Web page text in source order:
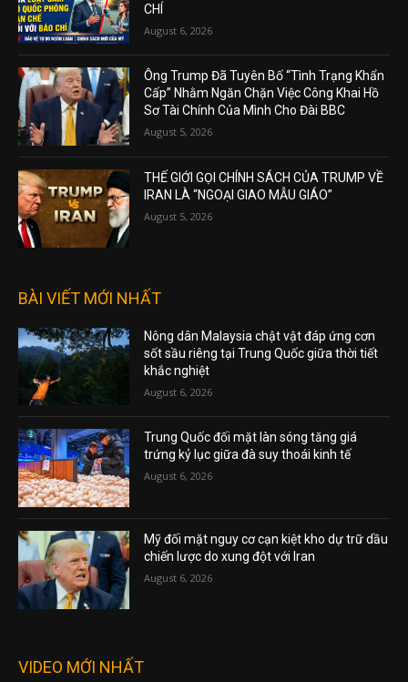
CHÍ
August 6, 2026
Ông Trump Đã Tuyên Bố “Tình Trạng Khẩn
Cấp” Nhằm Ngăn Chặn Việc Công Khai Hồ
Sơ Tài Chính Của Mình Cho Đài BBC
August 5, 2026
THẾ GIỚI GỌI CHÍNH SÁCH CỦA TRUMP VỀ
IRAN LÀ “NGOẠI GIAO MẪU GIÁO”
August 5, 2026
BÀI VIẾT MỚI NHẤT
Nông dân Malaysia chật vật đáp ứng cơn
sốt sầu riêng tại Trung Quốc giữa thời tiết
khắc nghiệt
August 6, 2026
Trung Quốc đối mặt làn sóng tăng giá
trứng kỷ lục giữa đà suy thoái kinh tế
August 6, 2026
Mỹ đối mặt nguy cơ cạn kiệt kho dự trữ dầu
chiến lược do xung đột với Iran
August 6, 2026
VIDEO MỚI NHẤT